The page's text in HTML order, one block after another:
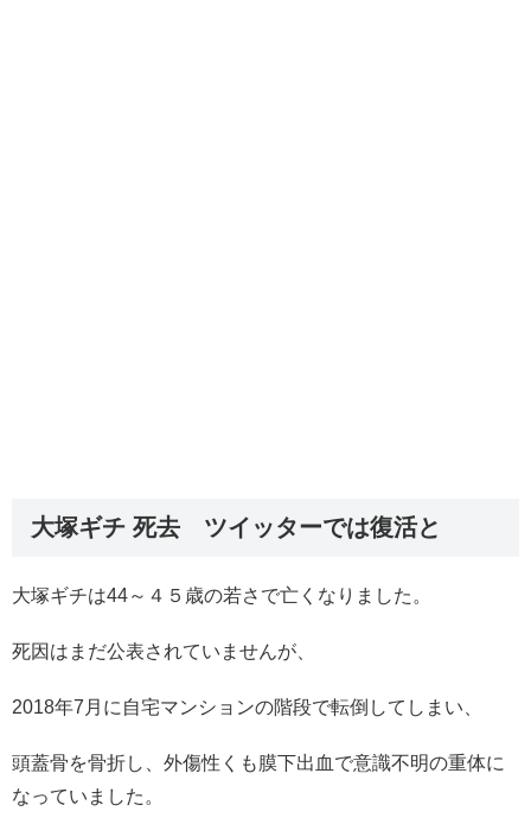
大塚ギチ 死去 ツイッターでは復活と
大塚ギチは44～４５歳の若さで亡くなりました。
死因はまだ公表されていませんが、
2018年7月に自宅マンションの階段で転倒してしまい、
頭蓋骨を骨折し、外傷性くも膜下出血で意識不明の重体に
なっていました。